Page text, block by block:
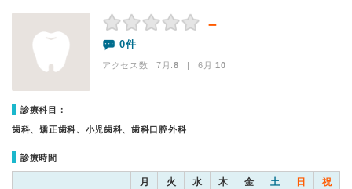
－
0件
アクセス数 7月:8 | 6月:10
診療科目：
歯科、矯正歯科、小児歯科、歯科口腔外科
診療時間
月 火 水 木 金 土 日 祝